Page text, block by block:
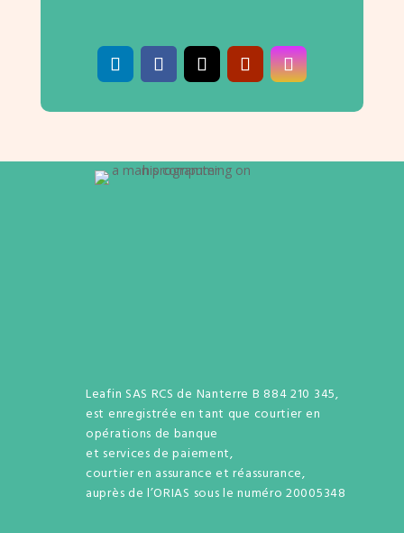
Leafin SAS RCS de Nanterre B 884 210 345,
est enregistrée en tant que courtier en
opérations de banque
et services de paiement,
courtier en assurance et réassurance,
auprès de l’ORIAS sous le numéro 20005348